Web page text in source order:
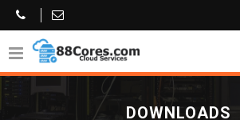
DOWNLOADS